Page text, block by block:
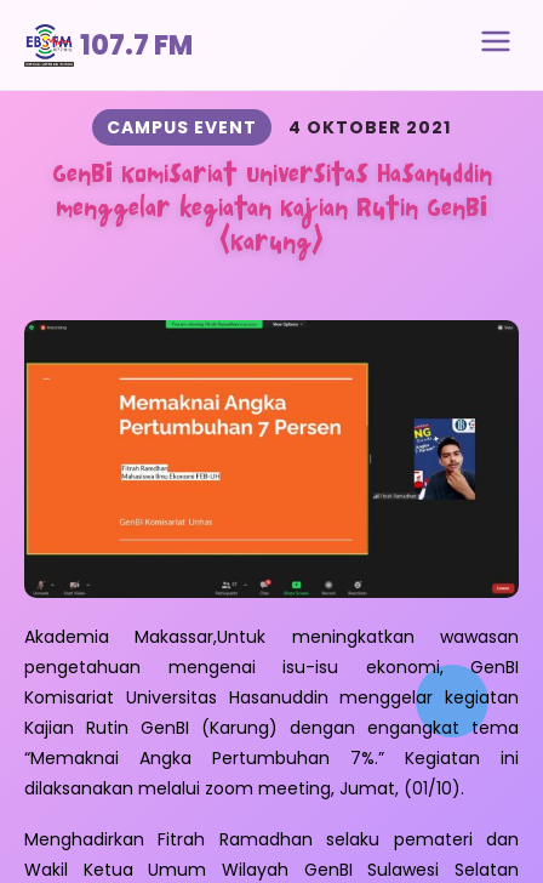
107.7 FM
CAMPUS EVENT 4 OKTOBER 2021
GenBI Komisariat Universitas Hasanuddin
menggelar kegiatan Kajian Rutin GenBI
(Karung)
Akademia Makassar,Untuk meningkatkan wawasan
pengetahuan mengenai isu-isu ekonomi, GenBI
Komisariat Universitas Hasanuddin menggelar kegiatan
Kajian Rutin GenBI (Karung) dengan engangkat tema
“Memaknai Angka Pertumbuhan 7%.” Kegiatan ini
dilaksanakan melalui zoom meeting, Jumat, (01/10).
Menghadirkan Fitrah Ramadhan selaku pemateri dan
Wakil Ketua Umum Wilayah GenBI Sulawesi Selatan